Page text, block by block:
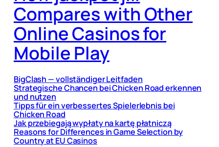
Compares with Other
Online Casinos for
Mobile Play
BigClash — vollständiger Leitfaden
Strategische Chancen bei Chicken Road erkennen
und nutzen
Tipps für ein verbessertes Spielerlebnis bei
Chicken Road
Jak przebiegają wypłaty na kartę płatniczą
Reasons for Differences in Game Selection by
Country at EU Casinos